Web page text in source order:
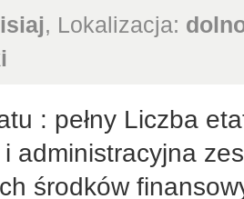
, Lokalizacja:
: pełny Liczba
administracyjna
środków